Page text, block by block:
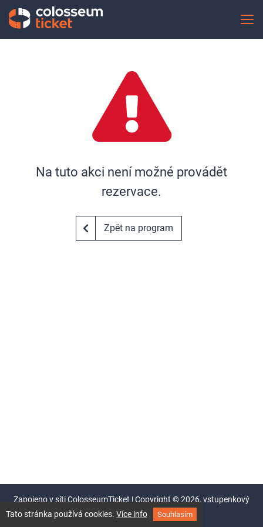
Tato stránka používá cookies. Více info Souhlasím
Na tuto akci není možné provádět
rezervace.
Zpět na program
Zapojeno v sítiColosseumTicket |Copyright ©2026, vstupenkový
systém Colosseum